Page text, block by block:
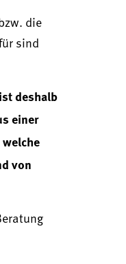
die
sind
deshalb
einer
von